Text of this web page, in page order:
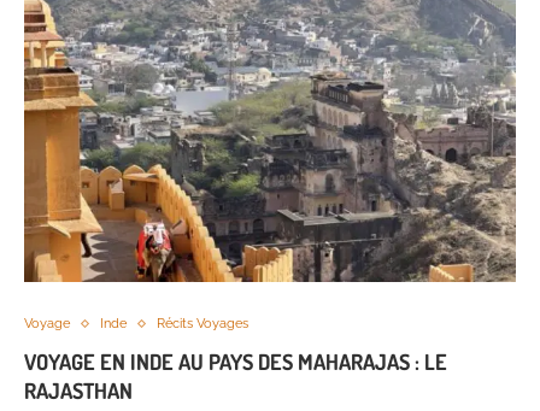
Voyage Inde Récits Voyages
VOYAGE EN INDE AU PAYS DES MAHARAJAS : LE
RAJASTHAN